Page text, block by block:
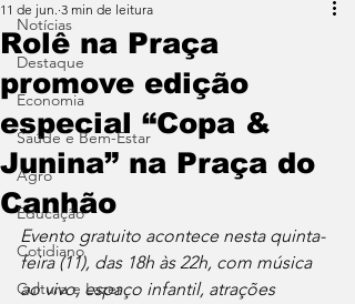
Notícias
Destaque
Economia
Saúde e Bem-Estar
Agro
Educação
Cotidiano
Cultura e Lazer
Rolê na Praça
promove edição
especial “Copa &
Junina” na Praça do
Canhão
11 de jun. 3 min de leitura
Evento gratuito acontece nesta quinta-
feira (11), das 18h às 22h, com música
ao vivo, espaço infantil, atrações